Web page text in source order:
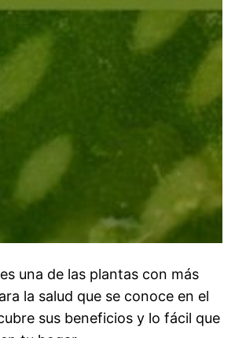
una de las plantas con más
la salud que se conoce en el
sus beneficios y lo fácil que